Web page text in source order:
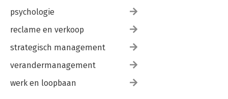
psychologie
reclame en verkoop
strategisch management
verandermanagement
werk en loopbaan